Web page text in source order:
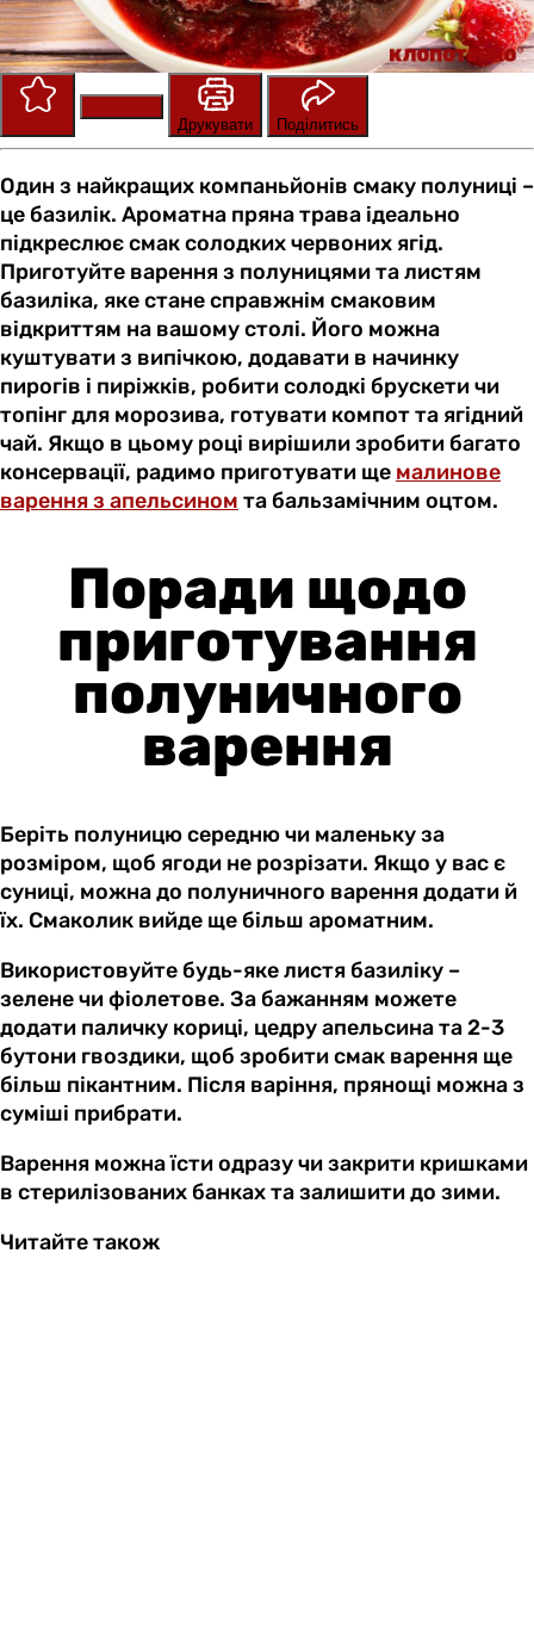
Друкувати
Поділитись
Один з найкращих компаньйонів смаку полуниці –
це базилік. Ароматна пряна трава ідеально
підкреслює смак солодких червоних ягід.
Приготуйте варення з полуницями та листям
базиліка, яке стане справжнім смаковим
відкриттям на вашому столі. Його можна
куштувати з випічкою, додавати в начинку
пирогів і пиріжків, робити солодкі брускети чи
топінг для морозива, готувати компот та ягідний
чай. Якщо в цьому році вирішили зробити багато
консервації, радимо приготувати ще малинове
варення з апельсином та бальзамічним оцтом.
Поради щодо
приготування
полуничного
варення
Беріть полуницю середню чи маленьку за
розміром, щоб ягоди не розрізати. Якщо у вас є
суниці, можна до полуничного варення додати й
їх. Смаколик вийде ще більш ароматним.
Використовуйте будь-яке листя базиліку –
зелене чи фіолетове. За бажанням можете
додати паличку кориці, цедру апельсина та 2-3
бутони гвоздики, щоб зробити смак варення ще
більш пікантним. Після варіння, прянощі можна з
суміші прибрати.
Варення можна їсти одразу чи закрити кришками
в стерилізованих банках та залишити до зими.
Читайте також